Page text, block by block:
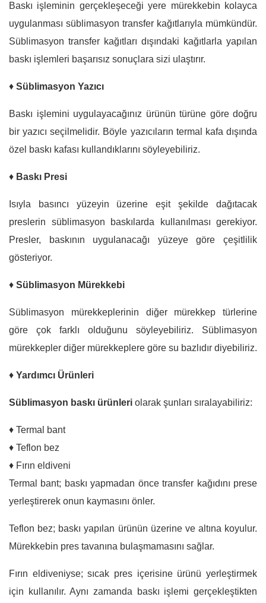
Baskı işleminin gerçekleşeceği yere mürekkebin kolayca
uygulanması süblimasyon transfer kağıtlarıyla mümkündür.
Süblimasyon transfer kağıtları dışındaki kağıtlarla yapılan
baskı işlemleri başarısız sonuçlara sizi ulaştırır.
♦ Süblimasyon Yazıcı
Baskı işlemini uygulayacağınız ürünün türüne göre doğru
bir yazıcı seçilmelidir. Böyle yazıcıların termal kafa dışında
özel baskı kafası kullandıklarını söyleyebiliriz.
♦ Baskı Presi
Isıyla basıncı yüzeyin üzerine eşit şekilde dağıtacak
preslerin süblimasyon baskılarda kullanılması gerekiyor.
Presler, baskının uygulanacağı yüzeye göre çeşitlilik
gösteriyor.
♦ Süblimasyon Mürekkebi
Süblimasyon mürekkeplerinin diğer mürekkep türlerine
göre çok farklı olduğunu söyleyebiliriz. Süblimasyon
mürekkepler diğer mürekkeplere göre su bazlıdır diyebiliriz.
♦ Yardımcı Ürünleri
Süblimasyon baskı ürünleri olarak şunları sıralayabiliriz:
♦ Termal bant
♦ Teflon bez
♦ Fırın eldiveni
Termal bant; baskı yapmadan önce transfer kağıdını prese
yerleştirerek onun kaymasını önler.
Teflon bez; baskı yapılan ürünün üzerine ve altına koyulur.
Mürekkebin pres tavanına bulaşmamasını sağlar.
Fırın eldiveniyse; sıcak pres içerisine ürünü yerleştirmek
için kullanılır. Aynı zamanda baskı işlemi gerçekleştikten